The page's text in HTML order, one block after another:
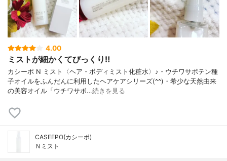
4.00
ミストが細かくてびっくり‼️
カシーポ N ミスト〈ヘア・ボディミスト化粧水〉♪・ウチワサボテン種
子オイルをふんだんに利用したヘアケアシリーズ(^^)・希少な天然由来
の美容オイル「ウチワサボ…続きを見る
CASEEPO(カシーポ)
Ｎミスト